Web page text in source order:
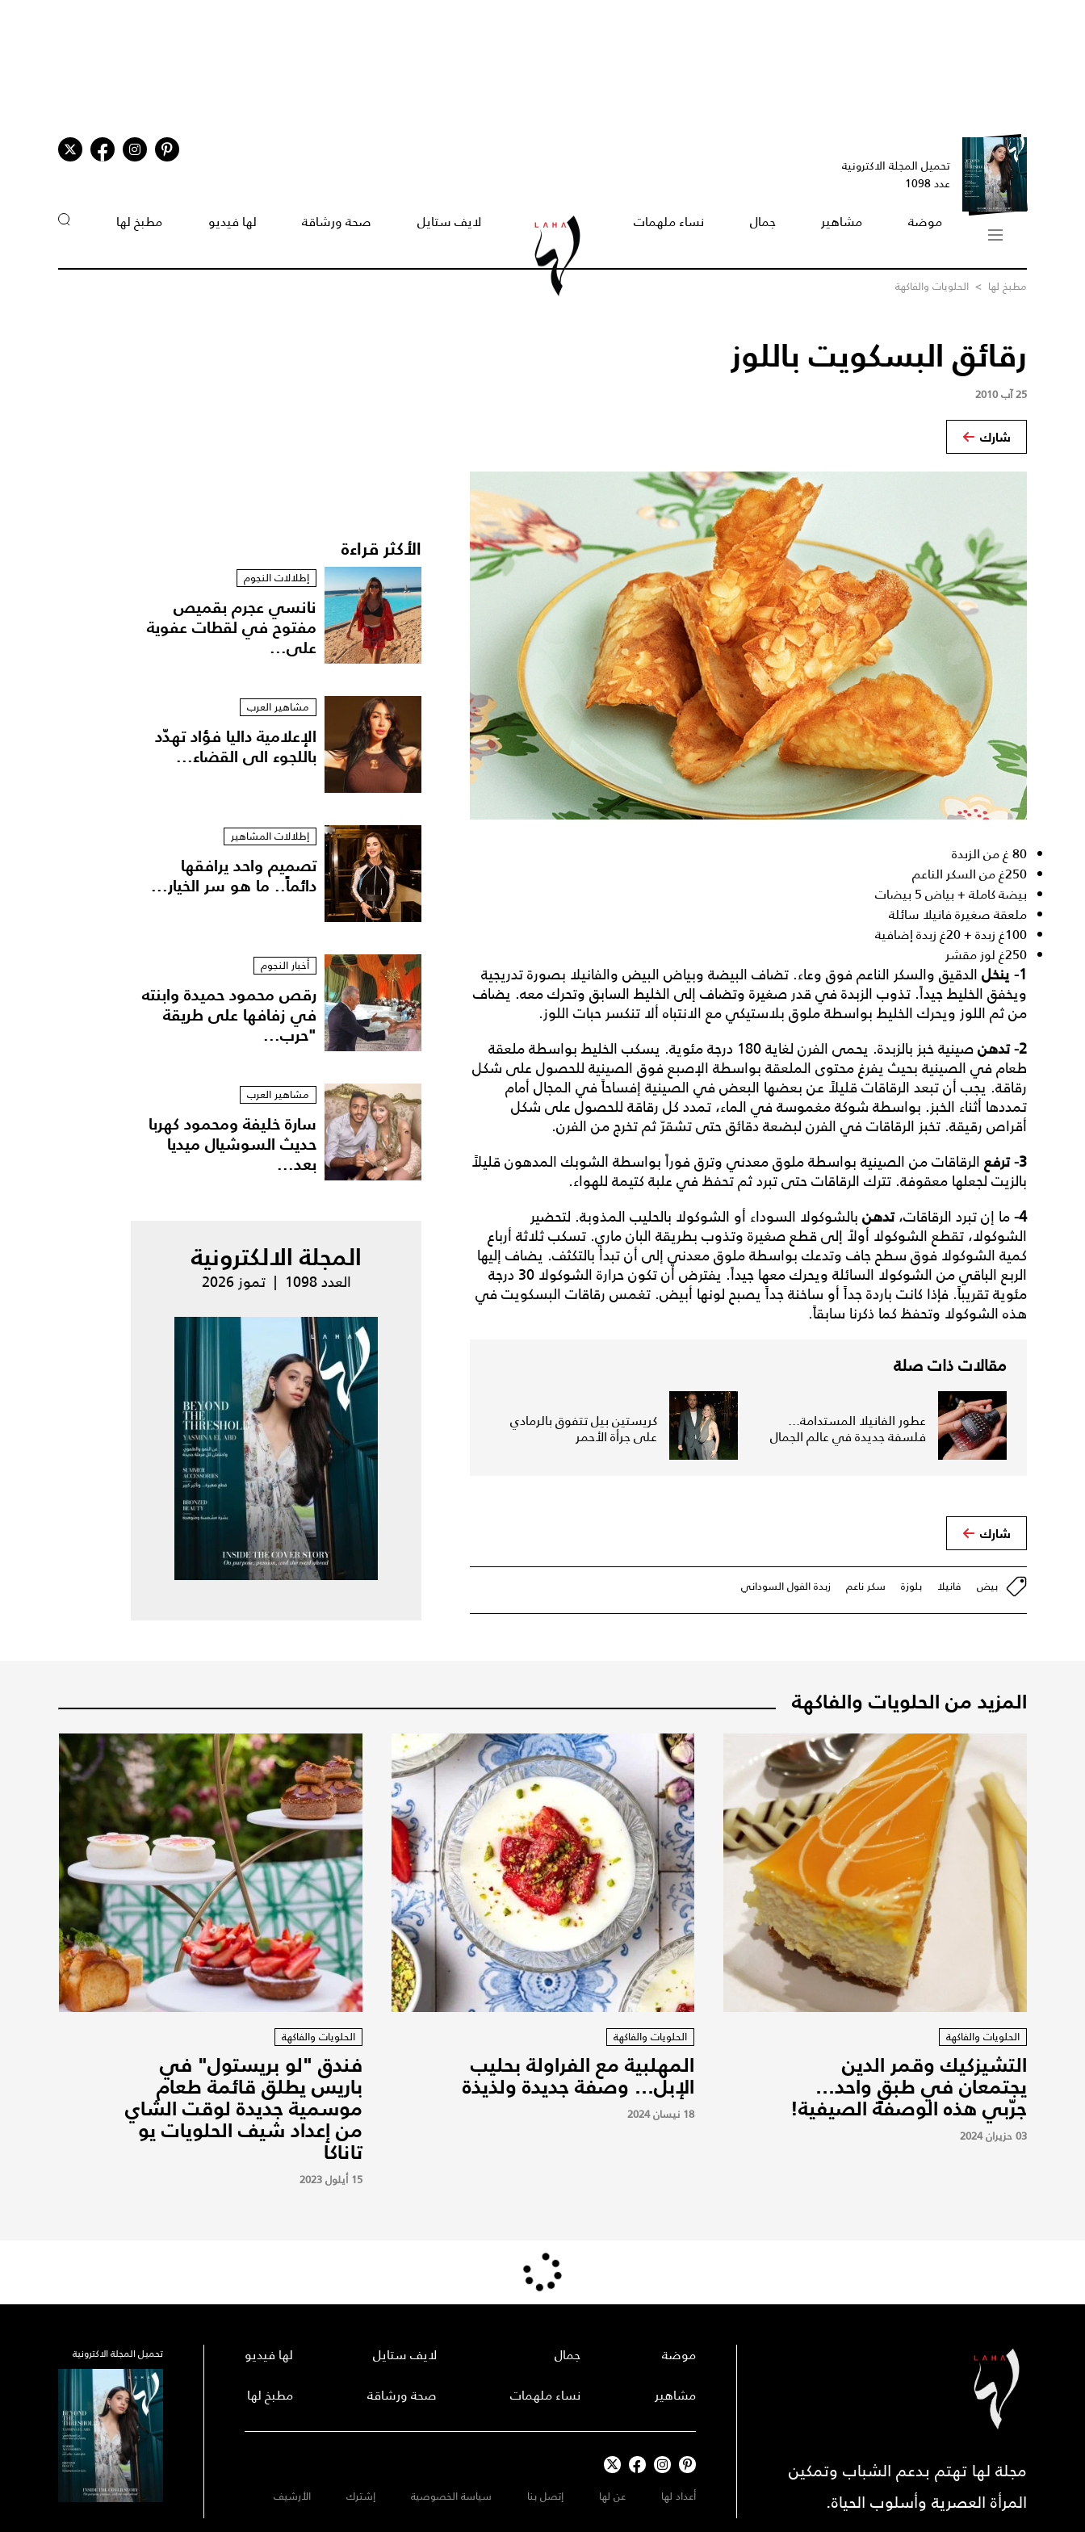
تحميل المجلة الاكترونية
عدد 1098
موضة مشاهير جمال نساء ملهمات لايف ستايل صحة ورشاقة لها فيديو مطبخ لها
مطبخ لها > الحلويات والفاكهة
رقائق البسكويت باللوز
25 آب 2010
شارك
80 غ من الزبدة
250غ من السكر الناعم
بيضة كاملة + بياض 5 بيضات
ملعقة صغيرة فانيلا سائلة
100غ زبدة + 20غ زبدة إضافية
250غ لوز مقشر
1- ينخل الدقيق والسكر الناعم فوق وعاء. تضاف البيضة وبياض البيض والفانيلا بصورة تدريجية
ويخفق الخليط جيداً. تذوب الزبدة في قدر صغيرة وتضاف إلى الخليط السابق وتحرك معه. يضاف
من ثم اللوز ويحرك الخليط بواسطة ملوق بلاستيكي مع الانتباه ألا تنكسر حبات اللوز.
2- تدهن
صينية خبز بالزبدة. يحمى الفرن لغاية 180 درجة مئوية. يسكب الخليط بواسطة ملعقة
طعام في الصينية بحيث يفرغ محتوى الملعقة بواسطة الإصبع فوق الصينية للحصول على شكل
رقاقة. يجب أن تبعد الرقاقات قليلاً عن بعضها البعض في الصينية إفساحاً في المجال أمام
تمددها أثناء الخبز. بواسطة شوكة مغموسة في الماء، تمدد كل رقاقة للحصول على شكل
أقراص رقيقة. تخبز الرقاقات في الفرن لبضعة دقائق حتى تشقرّ ثم تخرج من الفرن.
3- ترفع الرقاقات من الصينية بواسطة ملوق معدني وترق فوراً بواسطة الشوبك المدهون قليلاً
بالزيت لجعلها معقوفة. تترك الرقاقات حتى تبرد ثم تحفظ في علبة كتيمة للهواء.
4- ما إن تبرد الرقاقات،تدهن بالشوكولا السوداء أو الشوكولا بالحليب المذوبة. لتحضير
الشوكولا، تقطع الشوكولا أولاً إلى قطع صغيرة وتذوب بطريقة البان ماري. تسكب ثلاثة أرباع
كمية الشوكولا فوق سطح جاف وتدعك بواسطة ملوق معدني إلى أن تبدأ بالتكثف. يضاف إليها
الربع الباقي من الشوكولا السائلة ويحرك معها جيداً. يفترض أن تكون حرارة الشوكولا 30 درجة
مئوية تقريباً. فإذا كانت باردة جداً أو ساخنة جداً يصبح لونها أبيض. تغمس رقاقات البسكويت في
هذه الشوكولا وتحفظ كما ذكرنا سابقاً.
مقالات ذات صلة
عطور الفانيلا المستدامة...
فلسفة جديدة في عالم الجمال
كريستين بيل تتفوق بالرمادي
على جرأة الأحمر
شارك
بيض فانيلا بلوزة سكر ناعم زبدة الفول السوداني
الأكثر قراءة
إطلالات النجوم
نانسي عجرم بقميص
مفتوح في لقطات عفوية
على...
مشاهير العرب
الإعلامية داليا فؤاد تهدّد
باللجوء الى القضاء...
إطلالات المشاهير
تصميم واحد يرافقها
دائماً.. ما هو سر الخيار...
أخبار النجوم
رقص محمود حميدة وابنته
في زفافها على طريقة
"حرب...
مشاهير العرب
سارة خليفة ومحمود كهربا
حديث السوشيال ميديا
بعد...
المجلة الالكترونية
العدد 1098 | تموز 2026
المزيد من الحلويات والفاكهة
الحلويات والفاكهة
التشيزكيك وقمر الدين
يجتمعان في طبقٍ واحد...
جرّبي هذه الوصفة الصيفية!
03 حزيران 2024
الحلويات والفاكهة
المهلبية مع الفراولة بحليب
الإبل... وصفة جديدة ولذيذة
18 نيسان 2024
الحلويات والفاكهة
فندق "لو بريستول" في
باريس يطلق قائمة طعام
موسمية جديدة لوقت الشاي
من إعداد شيف الحلويات يو
تاناكا
15 أيلول 2023
مجلة لها تهتم بدعم الشباب وتمكين
المرأة العصرية وأسلوب الحياة.
موضة
مشاهير
جمال
نساء ملهمات
لايف ستايل
صحة ورشاقة
لها فيديو
مطبخ لها
أعداد لها عن لها إتصل بنا سياسة الخصوصية إشترك الأرشيف
تحميل المجلة الاكترونية